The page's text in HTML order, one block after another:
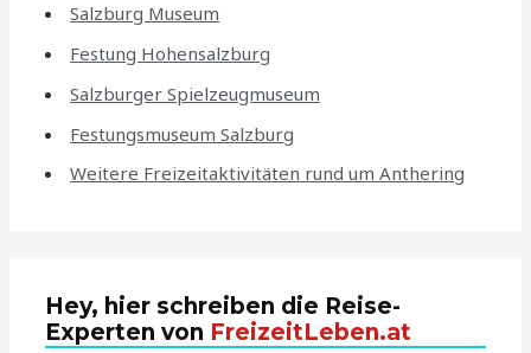
Salzburg Museum
Festung Hohensalzburg
Salzburger Spielzeugmuseum
Festungsmuseum Salzburg
Weitere Freizeitaktivitäten rund um Anthering
Hey, hier schreiben die Reise-
Experten von FreizeitLeben.at